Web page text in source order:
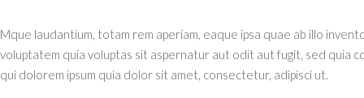
Mque laudantium, totam rem aperiam, eaque ipsa quae ab illo
voluptatem quia voluptas sit aspernatur aut odit aut fugit, sed quia
qui dolorem ipsum quia dolor sit amet, consectetur, adipisci ut.